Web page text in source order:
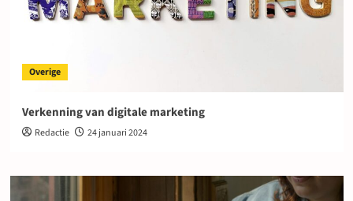
Overige
Verkenning van digitale marketing
Redactie 24 januari 2024